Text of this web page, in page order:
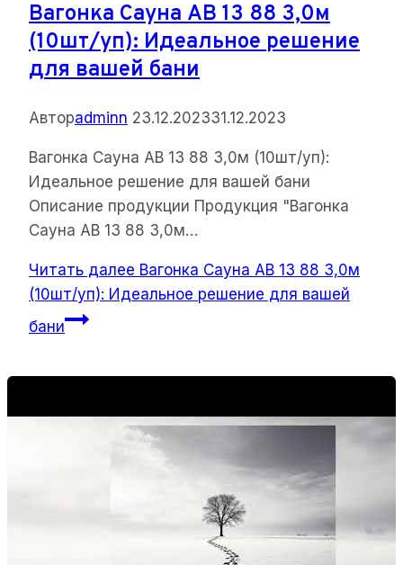
Вагонка Сауна АВ 13 88 3,0м
(10шт/уп): Идеальное решение
для вашей бани
Авторadminn 23.12.202331.12.2023
Вагонка Сауна АВ 13 88 3,0м (10шт/уп):
Идеальное решение для вашей бани
Описание продукции Продукция "Вагонка
Сауна АВ 13 88 3,0м…
Читать далее Вагонка Сауна АВ 13 88 3,0м
(10шт/уп): Идеальное решение для вашей
бани